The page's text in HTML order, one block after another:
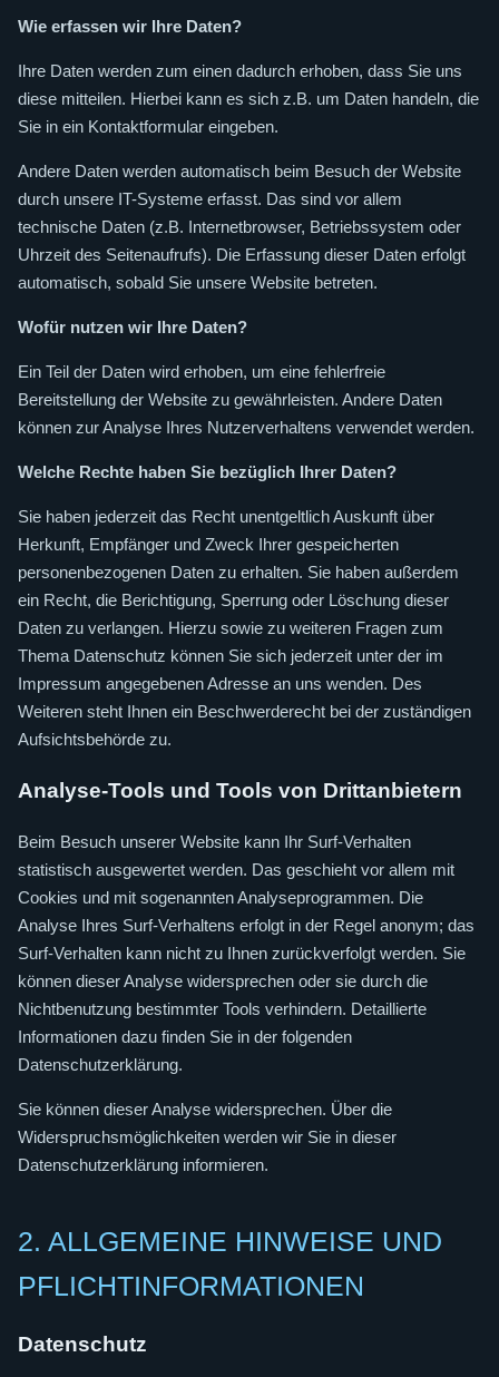
Wie erfassen wir Ihre Daten?
Ihre Daten werden zum einen dadurch erhoben, dass Sie uns
diese mitteilen. Hierbei kann es sich z.B. um Daten handeln, die
Sie in ein Kontaktformular eingeben.
Andere Daten werden automatisch beim Besuch der Website
durch unsere IT-Systeme erfasst. Das sind vor allem
technische Daten (z.B. Internetbrowser, Betriebssystem oder
Uhrzeit des Seitenaufrufs). Die Erfassung dieser Daten erfolgt
automatisch, sobald Sie unsere Website betreten.
Wofür nutzen wir Ihre Daten?
Ein Teil der Daten wird erhoben, um eine fehlerfreie
Bereitstellung der Website zu gewährleisten. Andere Daten
können zur Analyse Ihres Nutzerverhaltens verwendet werden.
Welche Rechte haben Sie bezüglich Ihrer Daten?
Sie haben jederzeit das Recht unentgeltlich Auskunft über
Herkunft, Empfänger und Zweck Ihrer gespeicherten
personenbezogenen Daten zu erhalten. Sie haben außerdem
ein Recht, die Berichtigung, Sperrung oder Löschung dieser
Daten zu verlangen. Hierzu sowie zu weiteren Fragen zum
Thema Datenschutz können Sie sich jederzeit unter der im
Impressum angegebenen Adresse an uns wenden. Des
Weiteren steht Ihnen ein Beschwerderecht bei der zuständigen
Aufsichtsbehörde zu.
Analyse-Tools und Tools von Drittanbietern
Beim Besuch unserer Website kann Ihr Surf-Verhalten
statistisch ausgewertet werden. Das geschieht vor allem mit
Cookies und mit sogenannten Analyseprogrammen. Die
Analyse Ihres Surf-Verhaltens erfolgt in der Regel anonym; das
Surf-Verhalten kann nicht zu Ihnen zurückverfolgt werden. Sie
können dieser Analyse widersprechen oder sie durch die
Nichtbenutzung bestimmter Tools verhindern. Detaillierte
Informationen dazu finden Sie in der folgenden
Datenschutzerklärung.
Sie können dieser Analyse widersprechen. Über die
Widerspruchsmöglichkeiten werden wir Sie in dieser
Datenschutzerklärung informieren.
2. ALLGEMEINE HINWEISE UND
PFLICHTINFORMATIONEN
Datenschutz